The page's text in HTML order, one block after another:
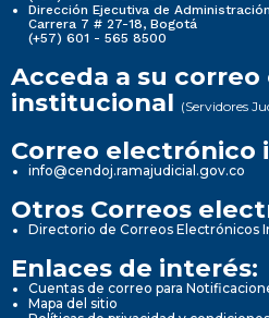
Dirección Ejecutiva de
Carrera 7 # 27-18, Bogotá
(+57) 601 - 565 8500
Acceda a su
institucional (Servidores
Correo electrónico
info@cendoj.ramajudicial.gov.co
Otros Correos
Directorio de Correos Electrónicos
Enlaces de interés:
Cuentas de correo para
Mapa del sitio